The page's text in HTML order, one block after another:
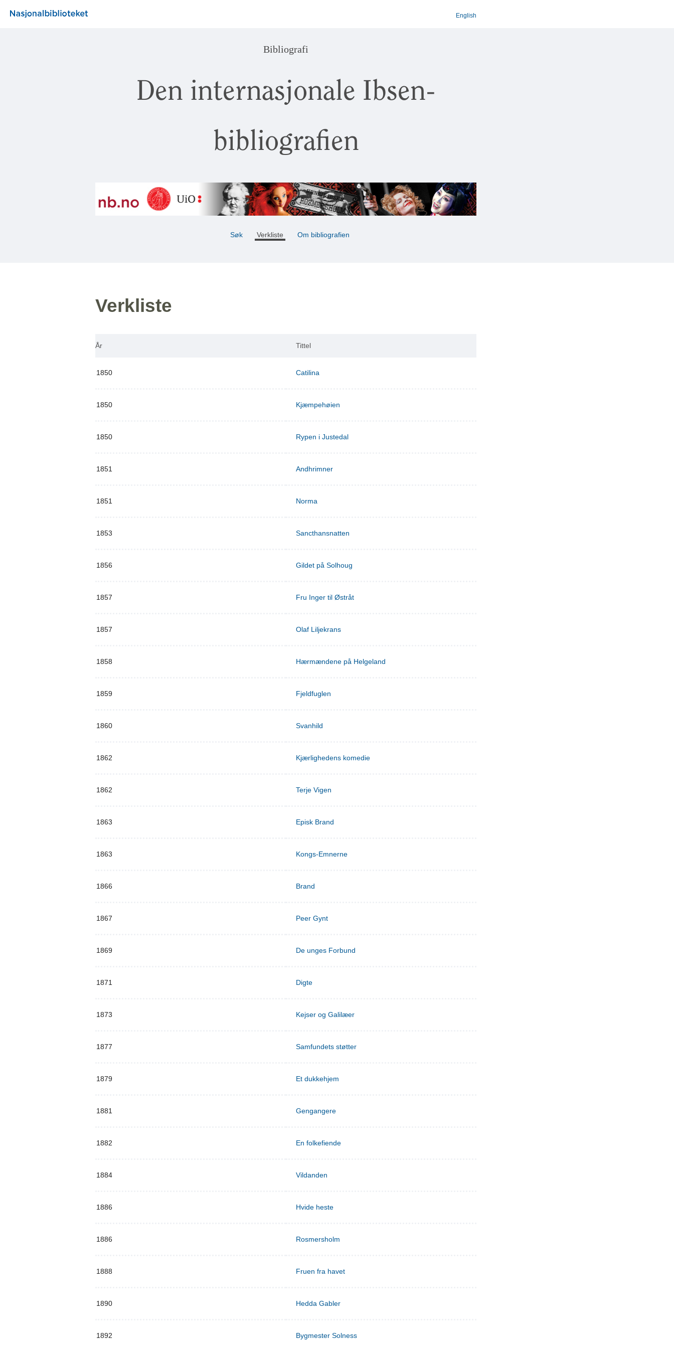
English
Bibliografi
Den internasjonale Ibsen-
bibliografien
Søk Verkliste Om bibliografien
Verkliste
År Tittel
1850 Catilina
1850 Kjæmpehøien
1850 Rypen i Justedal
1851 Andhrimner
1851 Norma
1853 Sancthansnatten
1856 Gildet på Solhoug
1857 Fru Inger til Østråt
1857 Olaf Liljekrans
1858 Hærmændene på Helgeland
1859 Fjeldfuglen
1860 Svanhild
1862 Kjærlighedens komedie
1862 Terje Vigen
1863 Episk Brand
1863 Kongs-Emnerne
1866 Brand
1867 Peer Gynt
1869 De unges Forbund
1871 Digte
1873 Kejser og Galilæer
1877 Samfundets støtter
1879 Et dukkehjem
1881 Gengangere
1882 En folkefiende
1884 Vildanden
1886 Hvide heste
1886 Rosmersholm
1888 Fruen fra havet
1890 Hedda Gabler
1892 Bygmester Solness